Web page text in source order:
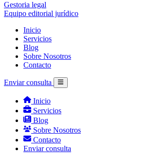
Gestoria legal
Equipo editorial jurídico
Inicio
Servicios
Blog
Sobre Nosotros
Contacto
Enviar consulta
Inicio
Servicios
Blog
Sobre Nosotros
Contacto
Enviar consulta